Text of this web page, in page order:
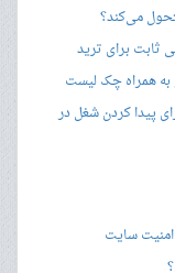
ثابت برای ترید
به همراه چک لیست
پیدا کردن شغل در
سایت